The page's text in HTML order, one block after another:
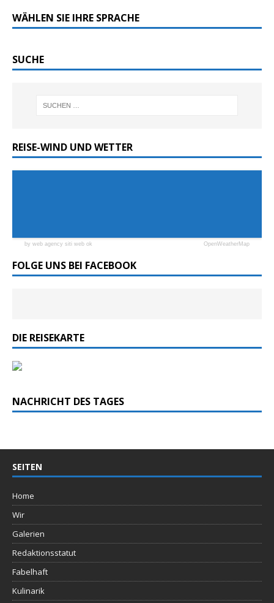
WÄHLEN SIE IHRE SPRACHE
SUCHE
REISE-WIND UND WETTER
by web agency siti web ok OpenWeatherMap
FOLGE UNS BEI FACEBOOK
DIE REISEKARTE
NACHRICHT DES TAGES
SEITEN
Home
Wir
Galerien
Redaktionsstatut
Fabelhaft
Kulinarik